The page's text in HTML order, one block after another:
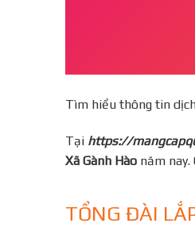
Tìm hiểu thông tin
Tại https://
Xã Gành Hào năm
TỔNG ĐÀI